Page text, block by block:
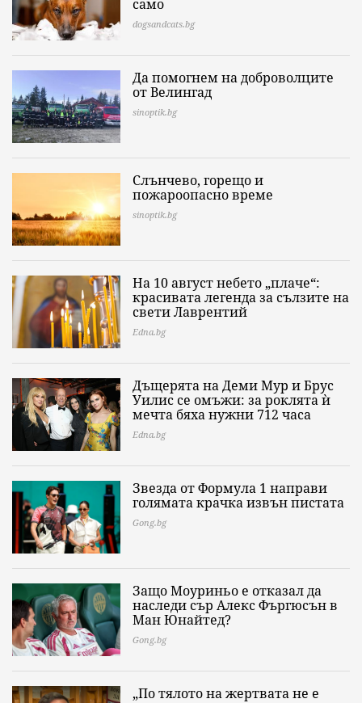
само
dogsandcats.bg
Да помогнем на доброволците
от Велингад
sinoptik.bg
Слънчево, горещо и
пожароопасно време
sinoptik.bg
На 10 август небето „плаче“:
красивата легенда за сълзите на
свети Лаврентий
Edna.bg
Дъщерята на Деми Мур и Брус
Уилис се омъжи: за роклята ѝ
мечта бяха нужни 712 часа
Edna.bg
Звезда от Формула 1 направи
голямата крачка извън пистата
Gong.bg
Защо Моуриньо е отказал да
наследи сър Алекс Фъргюсън в
Ман Юнайтед?
Gong.bg
„По тялото на жертвата не е